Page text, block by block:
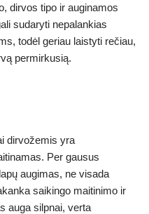
dirvos tipo ir auginamos
sudaryti nepalankias
todėl geriau laistyti rečiau,
permirkusią.
dirvožemis yra
Per gausus
augimas, ne visada
saikingo maitinimo ir
auga silpnai, verta